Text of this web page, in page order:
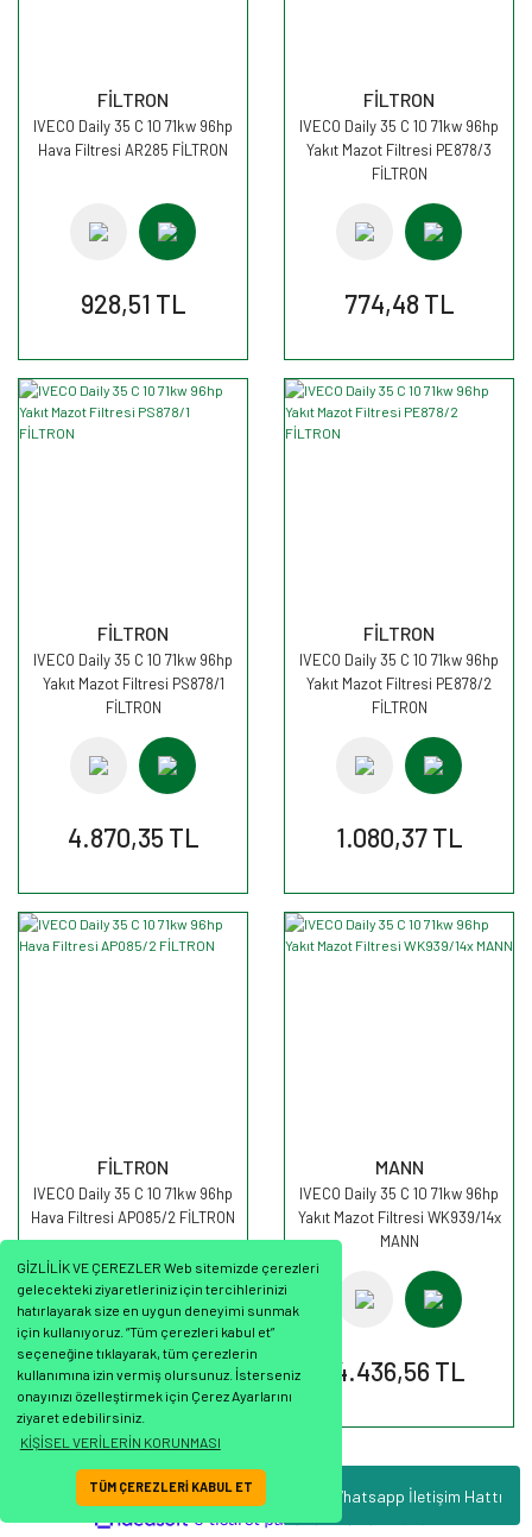
GİZLİLİK VE ÇEREZLER Web sitemizde çerezleri
gelecekteki ziyaretleriniz için tercihlerinizi
hatırlayarak size en uygun deneyimi sunmak
için kullanıyoruz. “Tüm çerezleri kabul et”
seçeneğine tıklayarak, tüm çerezlerin
kullanımına izin vermiş olursunuz. İsterseniz
onayınızı özelleştirmek için Çerez Ayarlarını
ziyaret edebilirsiniz.
KİŞİSEL VERİLERİN KORUNMASI
TÜM ÇEREZLERİ KABUL ET Whatsapp İletişim Hattı
FİLTRON
IVECO Daily 35 C 10 71kw 96hp
Hava Filtresi AR285 FİLTRON
928,51 TL
FİLTRON
IVECO Daily 35 C 10 71kw 96hp
Yakıt Mazot Filtresi PE878/3
FİLTRON
774,48 TL
FİLTRON
IVECO Daily 35 C 10 71kw 96hp
Yakıt Mazot Filtresi PS878/1
FİLTRON
4.870,35 TL
FİLTRON
IVECO Daily 35 C 10 71kw 96hp
Yakıt Mazot Filtresi PE878/2
FİLTRON
1.080,37 TL
FİLTRON
IVECO Daily 35 C 10 71kw 96hp
Hava Filtresi AP085/2 FİLTRON
2.421,07 TL
MANN
IVECO Daily 35 C 10 71kw 96hp
Yakıt Mazot Filtresi WK939/14x
MANN
4.436,56 TL
ideasoft
e-